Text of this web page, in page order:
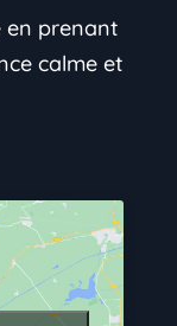
en prenant
calme et